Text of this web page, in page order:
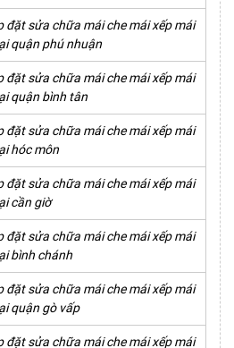
đặt sửa chữa mái che mái xếp mái
quận phú nhuận
đặt sửa chữa mái che mái xếp mái
quận bình tân
đặt sửa chữa mái che mái xếp mái
hóc môn
đặt sửa chữa mái che mái xếp mái
cần giờ
đặt sửa chữa mái che mái xếp mái
bình chánh
đặt sửa chữa mái che mái xếp mái
quận gò vấp
đặt sửa chữa mái che mái xếp mái